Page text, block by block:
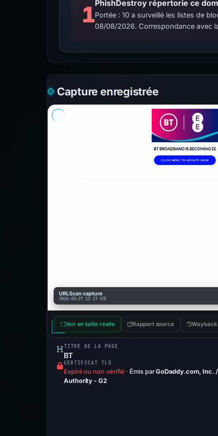
1PhishDestroy répertorie ce
Portée : 10 a surveillé les listes de
08/08/2026. Correspondance avec
Capture enregistrée
URLScan capture
2026-03-27 12:17 UTC
Voir en taille réelle Rapport source Wayback
TITRE DE LA PAGE
BT
CERTIFICAT TLS
Expiré ou non vérifié · Émis parGoDaddy.com, Inc.
Authority - G2